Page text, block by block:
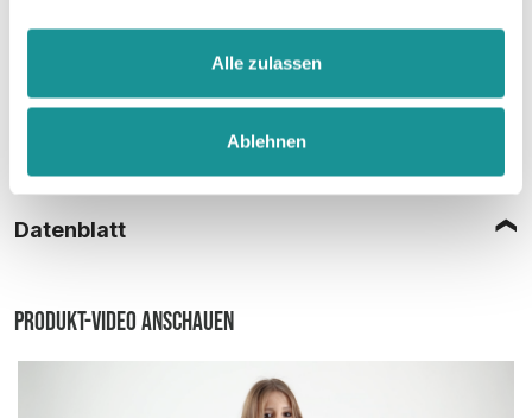
Alle zulassen
Ablehnen
Datenblatt
Produkt-Video anschauen